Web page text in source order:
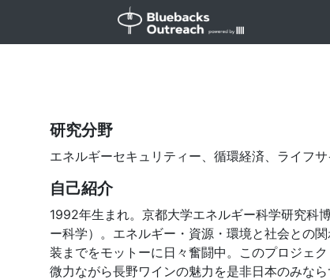
研究分野
エネルギーセキュリティー、循環経済、ライフ
自己紹介
1992年生まれ。京都大学エネルギー科学研究科
ー科学）。エネルギー・資源・環境と社会との
装までをモットーに日々奮闘中。このプロジェ
微力ながら長野ワインの魅力を是非日本のみな